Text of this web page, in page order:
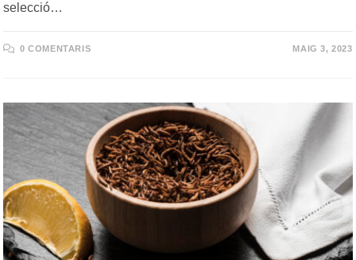
selecció…
0 COMENTARIS MAIG 3, 2023